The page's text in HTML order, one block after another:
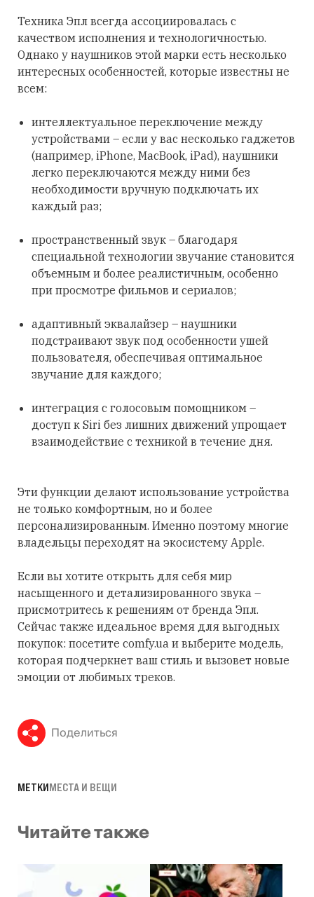
Техника Эпл всегда ассоциировалась с
качеством исполнения и технологичностью.
Однако у наушников этой марки есть несколько
интересных особенностей, которые известны не
всем:
интеллектуальное переключение между
устройствами – если у вас несколько гаджетов
(например, iPhone, MacBook, iPad), наушники
легко переключаются между ними без
необходимости вручную подключать их
каждый раз;
пространственный звук – благодаря
специальной технологии звучание становится
объемным и более реалистичным, особенно
при просмотре фильмов и сериалов;
адаптивный эквалайзер – наушники
подстраивают звук под особенности ушей
пользователя, обеспечивая оптимальное
звучание для каждого;
интеграция с голосовым помощником –
доступ к Siri без лишних движений упрощает
взаимодействие с техникой в течение дня.
Эти функции делают использование устройства
не только комфортным, но и более
персонализированным. Именно поэтому многие
владельцы переходят на экосистему Apple.
Если вы хотите открыть для себя мир
насыщенного и детализированного звука –
присмотритесь к решениям от бренда Эпл.
Сейчас также идеальное время для выгодных
покупок: посетите comfy.ua и выберите модель,
которая подчеркнет ваш стиль и вызовет новые
эмоции от любимых треков.
Поделиться
МЕТКИМЕСТА И ВЕЩИ
Читайте также